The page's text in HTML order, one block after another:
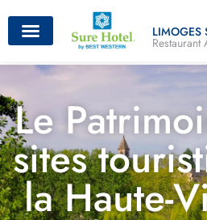
LIMOGES
Restaurant
Le
sites
la Haute-